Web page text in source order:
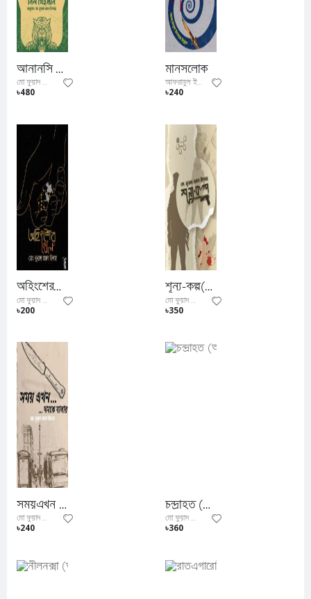
আনানসি বয়েজ
মো ফুয়াদ আল ফিদা
৳480
মানসলোক
আফরানুল ইসলাম সিয়াম
৳240
অহিংশেরখেল (সময়#১.৫ ও আর.এন.এ.#২.৫)
মো ফুয়াদ আল ফিদা
৳200
শূন্য-কল্প(সময় সিরিজের দ্বিতীয় বই)
মো ফুয়াদ আল ফিদা
৳350
সময়এখন থমকে যাবার (সময় সিরিজের প্রথম বই)
মো ফুয়াদ আল ফিদা
৳240
চন্দ্রাহত (আর.এন.এ সিরিজের দ্বিতীয় বই)
মো ফুয়াদ আল ফিদা
৳360